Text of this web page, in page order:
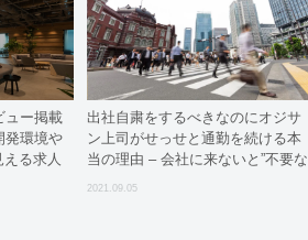
ュー掲載
発環境や
る求人
】公
出社自粛をするべきなのにオジサ
ン上司がせっせと通勤を続ける本
当の理由 – 会社に来ないと”不要な
人”とバレる
2021.09.05